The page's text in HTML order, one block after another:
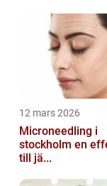
12 mars 2026
Microneedling i
stockholm en effektiv väg
till jä...